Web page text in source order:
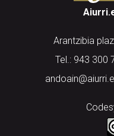
Arantzibia
Tel.: 943 300